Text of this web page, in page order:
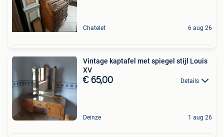
Chatelet 6 aug 26
Vintage kaptafel met spiegel stijl Louis
XV
€ 65,00 Details
Deinze 1 aug 26